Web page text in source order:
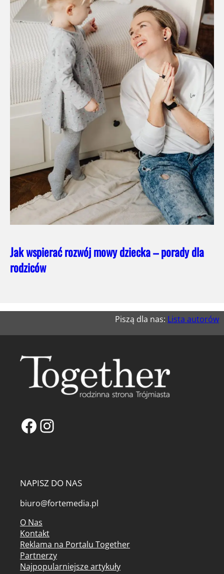
Jak wspierać rozwój mowy dziecka – porady dla
rodziców
Piszą dla nas: Lista autorów
Facebook
Instagram
NAPISZ DO NAS
biuro@fortemedia.pl
O Nas
Kontakt
Reklama na Portalu Together
Partnerzy
Najpopularniejsze artykuły